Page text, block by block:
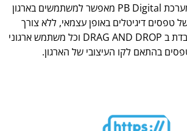
ה- Designer של מערכת PB Digital מאפשר למשתמשים בארגון
טפסים דיגיטלים באופן עצמאי, ללא צורך
בפיתוח. המערכת עובדת ב DRAG AND DROP וכל משתמש ארגוני
בהתאם לקו העיצובי של הארגון.